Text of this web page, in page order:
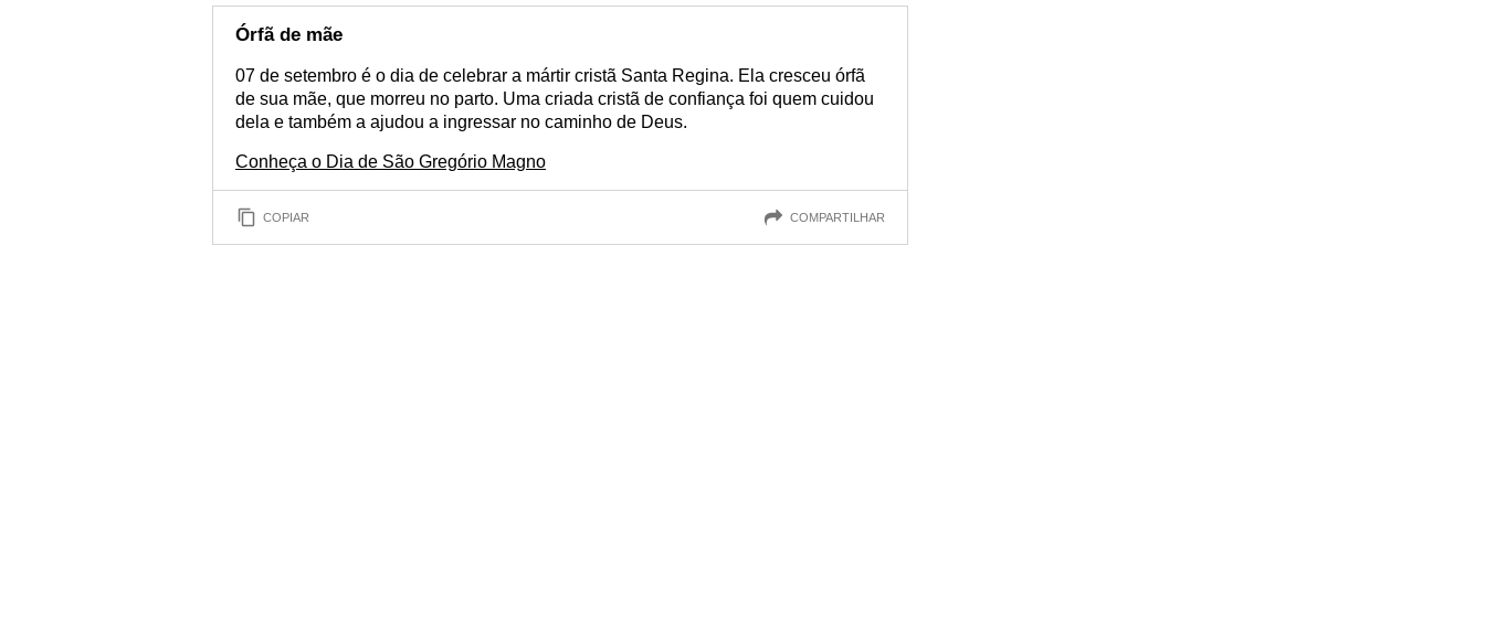
Órfã de mãe
07 de setembro é o dia de celebrar a mártir cristã Santa Regina. Ela cresceu órfã
de sua mãe, que morreu no parto. Uma criada cristã de confiança foi quem cuidou
dela e também a ajudou a ingressar no caminho de Deus.
Conheça o Dia de São Gregório Magno
COPIAR COMPARTILHAR